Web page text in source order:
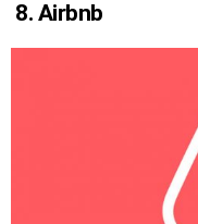
8. Airbnb